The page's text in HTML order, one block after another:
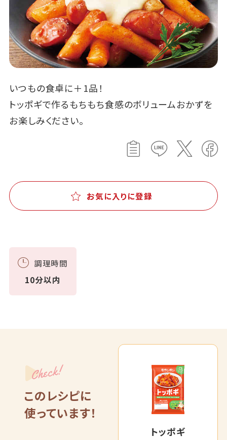
いつもの食卓に＋1品！
トッポギで作るもちもち食感のボリュームおかずを
お楽しみください。
お気に入りに登録
調理時間
10分以内
Check!
このレシピに
使っています！
トッポギ